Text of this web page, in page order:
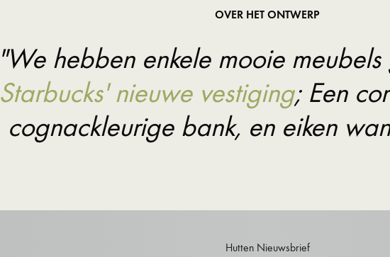
OVER HET ONTWERP
"We hebben enkele mooie
Starbucks' nieuwe vestiging; Een
cognackleurige bank, en eiken
Hutten Nieuwsbrief